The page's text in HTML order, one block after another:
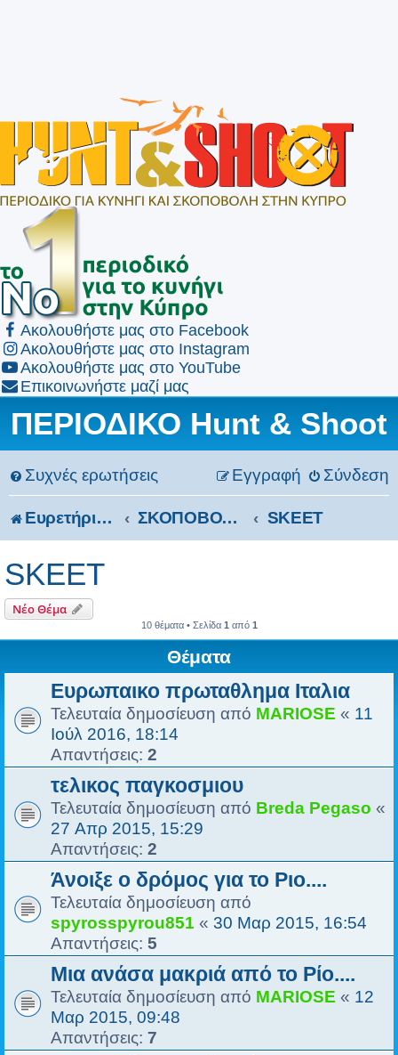
Ακολουθήστε μας στο Facebook
Ακολουθήστε μας στο Instagram
Ακολουθήστε μας στο YouTube
Επικοινωνήστε μαζί μας
ΠΕΡΙΟΔΙΚΟ Hunt & Shoot
Συχνές ερωτήσεις Σύνδεση
Εγγραφή
Ευρετήριο Δ. Συζήτησης ΣΚΟΠΟΒΟΛΗ SKEET
SKEET
Νέο Θέμα
10 θέματα • Σελίδα 1 από 1
Θέματα
Ευρωπαικο πρωταθλημα Ιταλια
Τελευταία δημοσίευση από MARIOSE « 11
Ιούλ 2016, 18:14
Απαντήσεις: 2
τελικος παγκοσμιου
Τελευταία δημοσίευση από Breda Pegaso «
27 Απρ 2015, 15:29
Απαντήσεις: 2
Άνοιξε ο δρόμος για το Ριο....
Τελευταία δημοσίευση από
spyrosspyrou851 « 30 Μαρ 2015, 16:54
Απαντήσεις: 5
Μια ανάσα μακριά από το Ρίο....
Τελευταία δημοσίευση από MARIOSE « 12
Μαρ 2015, 09:48
Απαντήσεις: 7